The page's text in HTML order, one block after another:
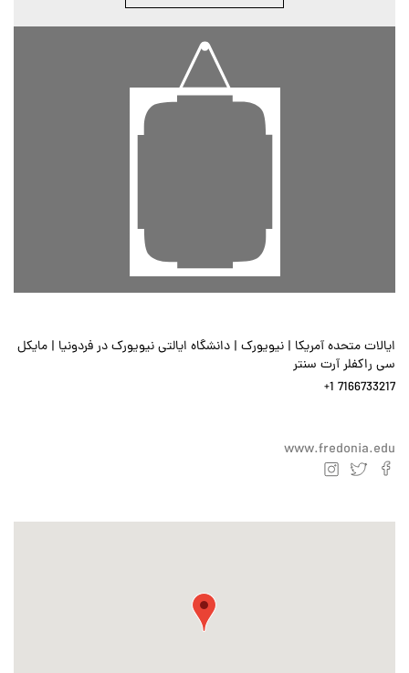
ایالات متحده آمریکا | نیویورک | دانشگاه ایالتی نیویورک در فردونیا | مایکل
سی راکفلر آرت سنتر
+1 7166733217
www.fredonia.edu